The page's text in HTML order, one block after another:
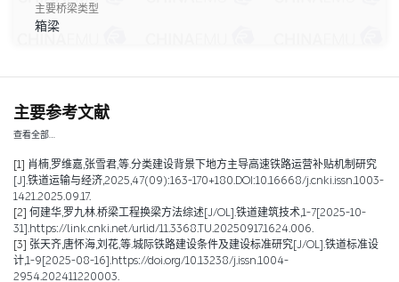
主要桥梁类型
箱梁
主要参考文献
查看全部…
[1] 肖楠,罗维嘉,张雪君,等.分类建设背景下地方主导高速铁路运营补贴机制研究
[J].铁道运输与经济,2025,47(09):163-170+180.DOI:10.16668/j.cnki.issn.1003-
1421.2025.09.17.
[2] 何建华,罗九林.桥梁工程换梁方法综述[J/OL].铁道建筑技术,1-7[2025-10-
31].https://link.cnki.net/urlid/11.3368.TU.20250917.1624.006.
[3] 张天齐,唐怀海,刘花,等.城际铁路建设条件及建设标准研究[J/OL].铁道标准设
计,1-9[2025-08-16].https://doi.org/10.13238/j.issn.1004-
2954.202411220003.